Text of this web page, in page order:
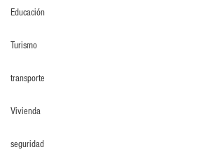
Educación
Turismo
transporte
Vivienda
seguridad